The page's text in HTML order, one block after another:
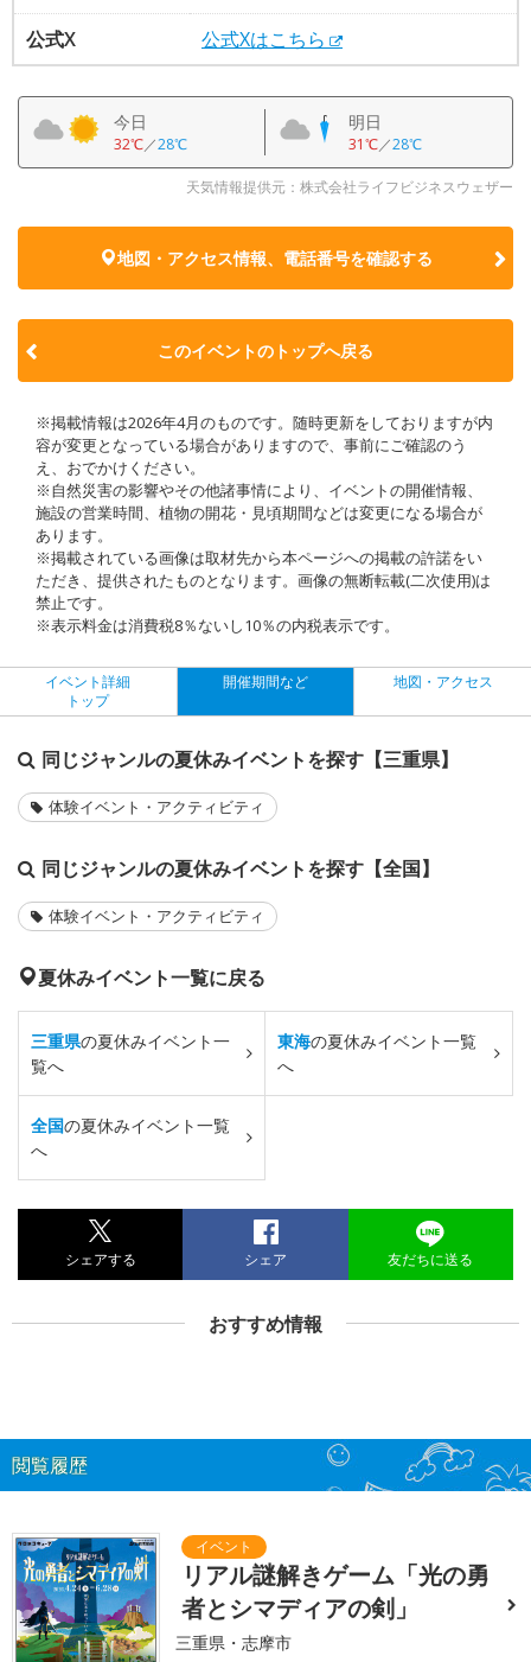
公式X
公式Xはこちら
今日
32℃／28℃
明日
31℃／28℃
天気情報提供元：株式会社ライフビジネスウェザー
地図・アクセス情報、電話番号を確認する
このイベントのトップへ戻る
※掲載情報は2026年4月のものです。随時更新をしておりますが内
容が変更となっている場合がありますので、事前にご確認のう
え、おでかけください。
※自然災害の影響やその他諸事情により、イベントの開催情報、
施設の営業時間、植物の開花・見頃期間などは変更になる場合が
あります。
※掲載されている画像は取材先から本ページへの掲載の許諾をい
ただき、提供されたものとなります。画像の無断転載(二次使用)は
禁止です。
※表示料金は消費税8％ないし10％の内税表示です。
イベント詳細
トップ
開催期間など 地図・アクセス
同じジャンルの夏休みイベントを探す【三重県】
体験イベント・アクティビティ
同じジャンルの夏休みイベントを探す【全国】
体験イベント・アクティビティ
夏休みイベント一覧に戻る
三重県の夏休みイベント一
覧へ
東海の夏休みイベント一覧
へ
全国の夏休みイベント一覧
へ
シェアする シェア 友だちに送る
おすすめ情報
閲覧履歴
リアル謎解きゲーム「光の勇
者とシマディアの剣」
三重県・志摩市